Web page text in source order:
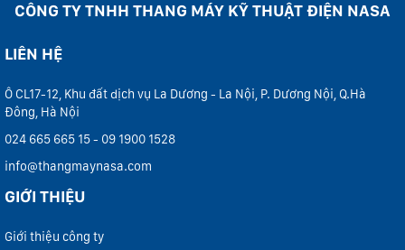
CÔNG TY TNHH THANG MÁY KỸ THUẬT ĐIỆN NASA
LIÊN HỆ
Ô CL17-12, Khu đất dịch vụ La Dương - La Nội, P. Dương Nội, Q.Hà
Đông, Hà Nội
024 665 665 15 - 09 1900 1528
info@thangmaynasa.com
GIỚI THIỆU
Giới thiệu công ty